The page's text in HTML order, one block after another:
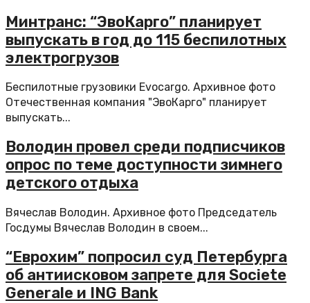
Минтранс: “ЭвоКарго” планирует
выпускать в год до 115 беспилотных
электрогрузов
Беспилотные грузовики Evocargo. Архивное фото
Отечественная компания "ЭвоКарго" планирует
выпускать...
Володин провел среди подписчиков
опрос по теме доступности зимнего
детского отдыха
Вячеслав Володин. Архивное фото Председатель
Госдумы Вячеслав Володин в своем...
“Еврохим” попросил суд Петербурга
об антиисковом запрете для Societe
Generale и ING Bank